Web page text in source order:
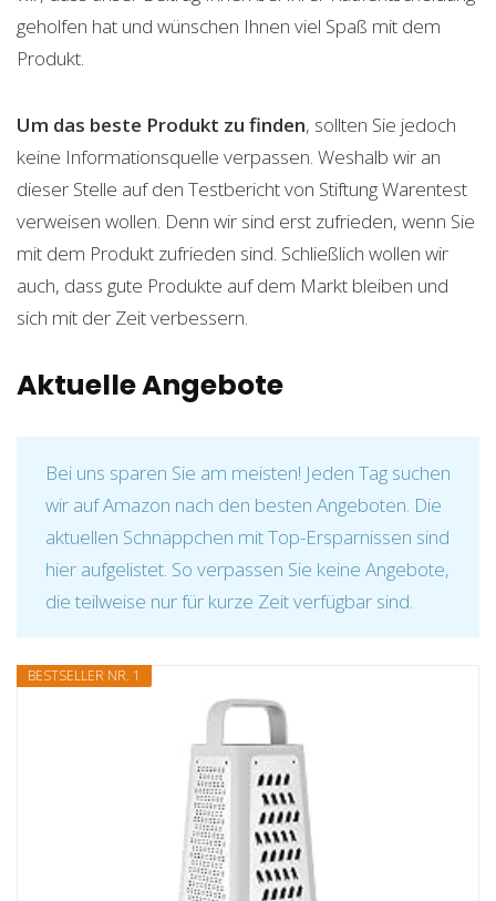
geholfen hat und wünschen Ihnen viel Spaß mit dem
Produkt.
Um das beste Produkt zu finden, sollten Sie jedoch
keine Informationsquelle verpassen. Weshalb wir an
dieser Stelle auf den Testbericht von Stiftung Warentest
verweisen wollen. Denn wir sind erst zufrieden, wenn Sie
mit dem Produkt zufrieden sind. Schließlich wollen wir
auch, dass gute Produkte auf dem Markt bleiben und
sich mit der Zeit verbessern.
Aktuelle Angebote
Bei uns sparen Sie am meisten! Jeden Tag suchen
wir auf Amazon nach den besten Angeboten. Die
aktuellen Schnäppchen mit Top-Ersparnissen sind
hier aufgelistet. So verpassen Sie keine Angebote,
die teilweise nur für kurze Zeit verfügbar sind.
BESTSELLER NR. 1